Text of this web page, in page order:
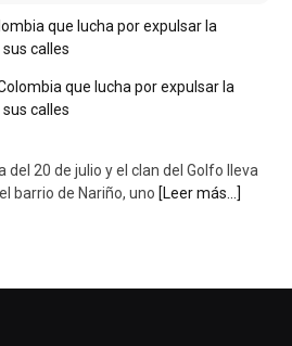
que lucha por expulsar la
calles
del 20 de julio y el clan del Golfo lleva
barrio de Nariño, uno [Leer más...]